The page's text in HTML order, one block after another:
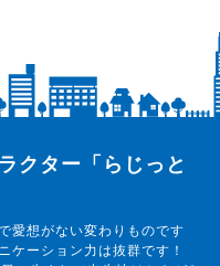
クター「らじっと
愛想がない変わりものです
ケーション力は抜群です！